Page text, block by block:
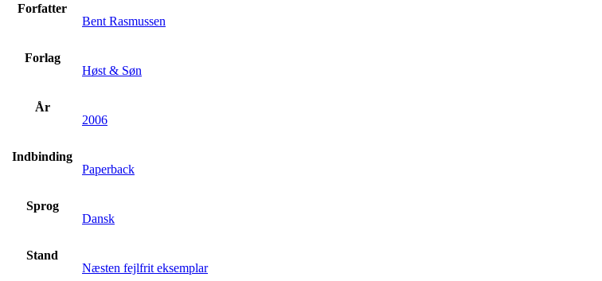
Forfatter
Bent Rasmussen
Forlag
Høst & Søn
År
2006
Indbinding
Paperback
Sprog
Dansk
Stand
Næsten fejlfrit eksemplar